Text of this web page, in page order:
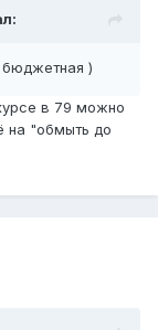
)
в 79 можно
на "обмыть до